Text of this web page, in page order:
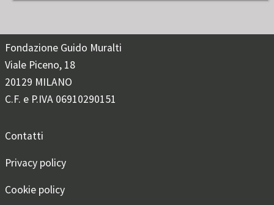
Fondazione Guido Muralti
Viale Piceno, 18
20129 MILANO
C.F. e P.IVA 06910290151
Contatti
Privacy policy
Cookie policy